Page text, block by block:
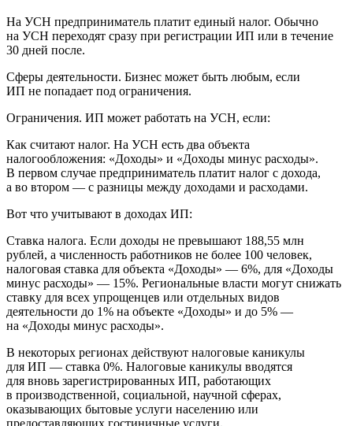
На УСН предприниматель платит единый налог. Обычно
на УСН переходят сразу при регистрации ИП или в течение
30 дней после.
Сферы деятельности. Бизнес может быть любым, если
ИП не попадает под ограничения.
Ограничения. ИП может работать на УСН, если:
Как считают налог. На УСН есть два объекта
налогообложения: «Доходы» и «Доходы минус расходы».
В первом случае предприниматель платит налог с дохода,
а во втором — с разницы между доходами и расходами.
Вот что учитывают в доходах ИП:
Ставка налога. Если доходы не превышают 188,55 млн
рублей, а численность работников не более 100 человек,
налоговая ставка для объекта «Доходы» — 6%, для «Доходы
минус расходы» — 15%. Региональные власти могут снижать
ставку для всех упрощенцев или отдельных видов
деятельности до 1% на объекте «Доходы» и до 5% —
на «Доходы минус расходы».
В некоторых регионах действуют налоговые каникулы
для ИП — ставка 0%. Налоговые каникулы вводятся
для вновь зарегистрированных ИП, работающих
в производственной, социальной, научной сферах,
оказывающих бытовые услуги населению или